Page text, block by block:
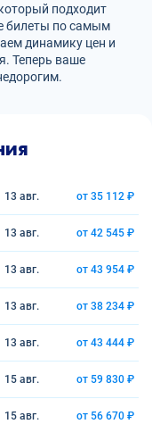
подходит
билеты по самым
динамику цен и
Теперь ваше
13 авг. от 35 112 ₽
13 авг. от 42 545 ₽
13 авг. от 43 954 ₽
13 авг. от 38 234 ₽
13 авг. от 43 444 ₽
15 авг. от 59 830 ₽
15 авг. от 56 670 ₽